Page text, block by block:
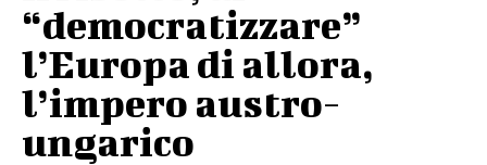
“democratizzare”
l’Europa di allora,
l’impero austro-
ungarico